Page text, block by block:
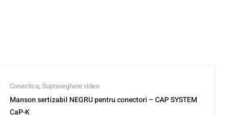
Conectica, Supraveghere video
Manson sertizabil NEGRU pentru conectori – CAP SYSTEM
CaP-K